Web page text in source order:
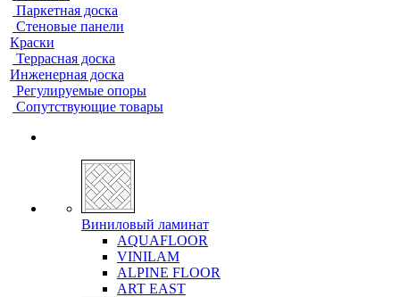
Паркетная доска
Стеновые панели
Краски
Террасная доска
Инженерная доска
Регулируемые опоры
Сопутствующие товары
Виниловый ламинат
AQUAFLOOR
VINILAM
ALPINE FLOOR
ART EAST